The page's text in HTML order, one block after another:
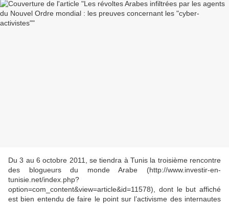
Du 3 au 6 octobre 2011, se tiendra à Tunis la troisième rencontre
des blogueurs du monde Arabe (http://www.investir-en-
tunisie.net/index.php?
option=com_content&view=article&id=11578), dont le but affiché
est bien entendu de faire le point sur l’activisme des internautes